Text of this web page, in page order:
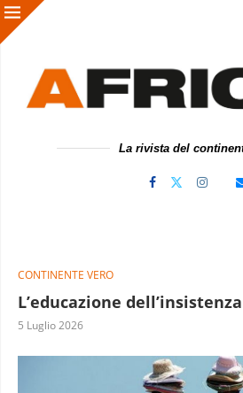
La rivista del
CONTINENTE VERO
L’educazione dell’insistenza
5 Luglio 2026